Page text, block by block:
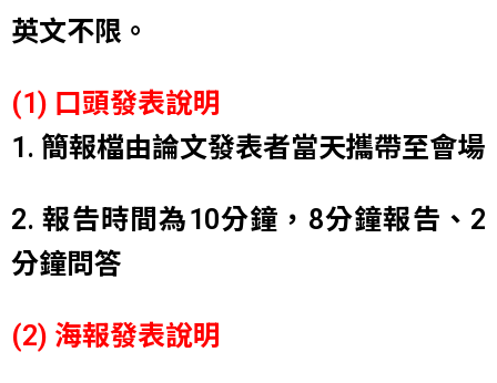
英文不限。
(1) 口頭發表說明
1. 簡報檔由論文發表者當天攜帶至會場
2. 報告時間為10分鐘，8分鐘報告、2
分鐘問答
(2) 海報發表說明